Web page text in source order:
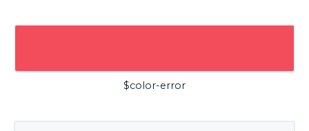
$color-error